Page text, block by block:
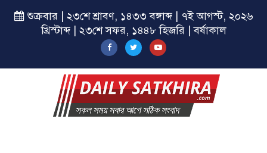
শুক্রবার | ২৩শে শ্রাবণ, ১৪৩৩ বঙ্গাব্দ | ৭ই আগস্ট, ২০২৬
খ্রিস্টাব্দ | ২৩শে সফর, ১৪৪৮ হিজরি | বর্ষাকাল